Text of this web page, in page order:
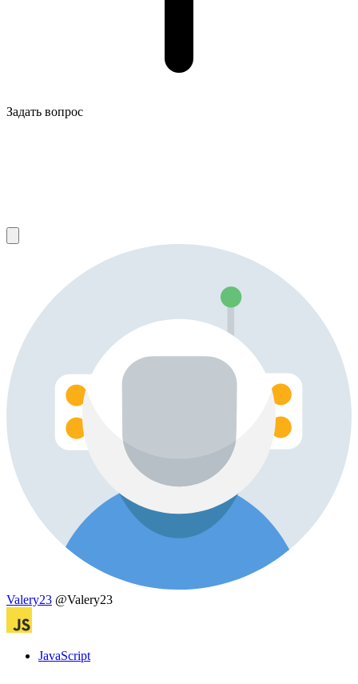
Задать вопрос
Valery23 @Valery23
JavaScript